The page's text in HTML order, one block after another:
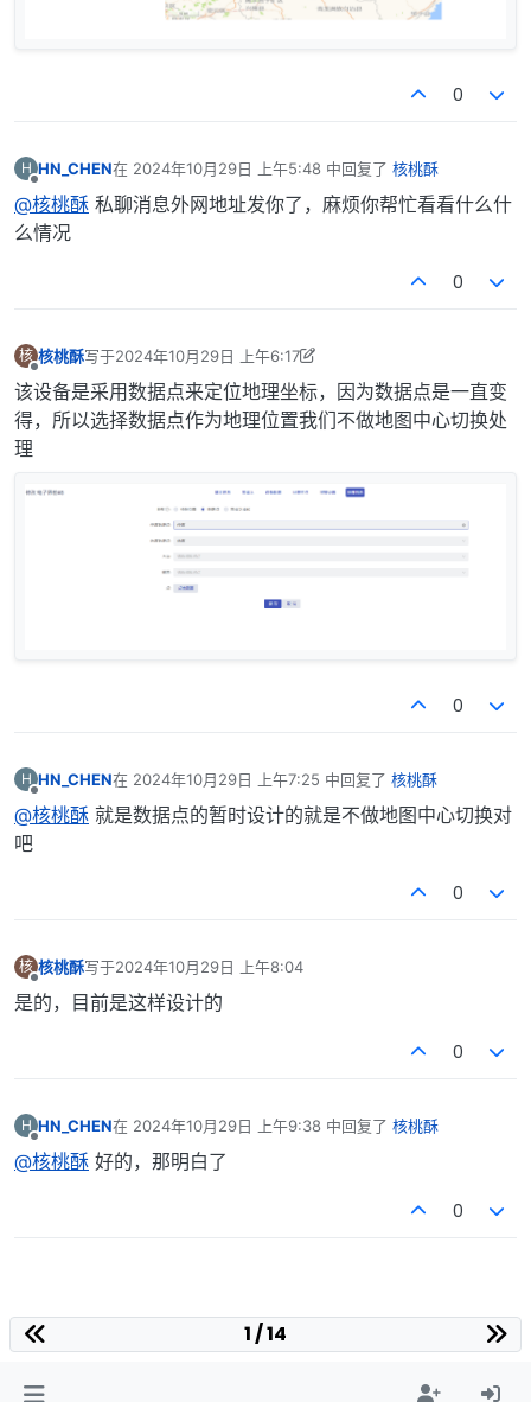
0
H
离线
HN_CHEN在 2024年10月29日 上午5:48 中回复了 核桃酥
最后由 编辑
@核桃酥 私聊消息外网地址发你了，麻烦你帮忙看看什么什
么情况
0
核
离线
核桃酥写于2024年10月29日 上午6:17
最后由 核桃酥 编辑2024年10月29日 下午2:33
该设备是采用数据点来定位地理坐标，因为数据点是一直变
得，所以选择数据点作为地理位置我们不做地图中心切换处
理
0
H
离线
HN_CHEN在 2024年10月29日 上午7:25 中回复了 核桃酥
最后由 编辑
@核桃酥 就是数据点的暂时设计的就是不做地图中心切换对
吧
0
核
离线
核桃酥写于2024年10月29日 上午8:04
最后由 编辑
是的，目前是这样设计的
0
H
离线
HN_CHEN在 2024年10月29日 上午9:38 中回复了 核桃酥
最后由 编辑
@核桃酥 好的，那明白了
0
1 / 14